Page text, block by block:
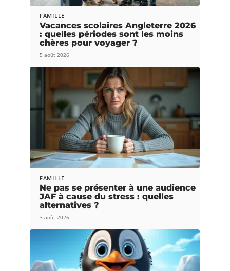
FAMILLE
Vacances scolaires Angleterre 2026
: quelles périodes sont les moins
chères pour voyager ?
5 août 2026
FAMILLE
Ne pas se présenter à une audience
JAF à cause du stress : quelles
alternatives ?
3 août 2026